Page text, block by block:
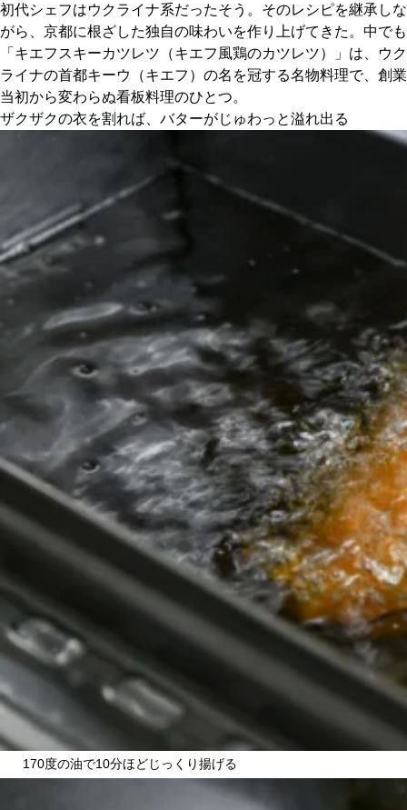
京都おやつクラブ
私と店のはなし
今月の京みやげ
京都の書店
CULTURE
すべて
関西で開催。
おすすめの展覧会
おすすめの映画
誠光社で選びました。
おすすめの本
紹介します。
おすすめのイベント
初代シェフはウクライナ系だったそう。そのレシピを継承しな
がら、京都に根ざした独自の味わいを作り上げてきた。中でも
「キエフスキーカツレツ（キエフ風鶏のカツレツ）」は、ウク
ライナの首都キーウ（キエフ）の名を冠する名物料理で、創業
当初から変わらぬ看板料理のひとつ。
ザクザクの衣を割れば、バターがじゅわっと溢れ出る
170度の油で10分ほどじっくり揚げる